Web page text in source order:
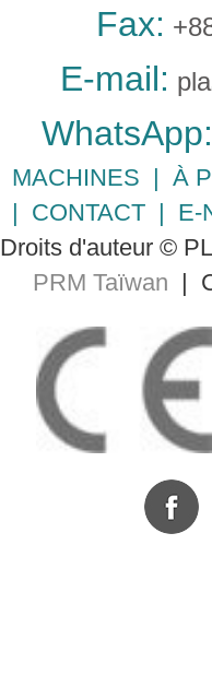
Fax:
E-mail:
WhatsApp:
MACHINES |À
| CONTACT| E-
Droits d'auteur ©
PRM Taïwan |